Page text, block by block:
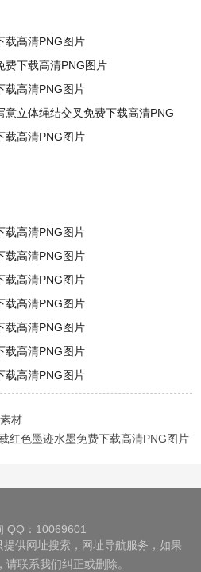
载高清PNG图片
费下载高清PNG图片
载高清PNG图片
立体绳结交叉免费下载高清PNG
载高清PNG图片
载高清PNG图片
载高清PNG图片
载高清PNG图片
载高清PNG图片
载高清PNG图片
载高清PNG图片
载高清PNG图片
材
红色墨迹水墨免费下载高清PNG图片
QQ：10069601
提供网址搜索，网址导航服务，如果
联系我们纠正或删除。